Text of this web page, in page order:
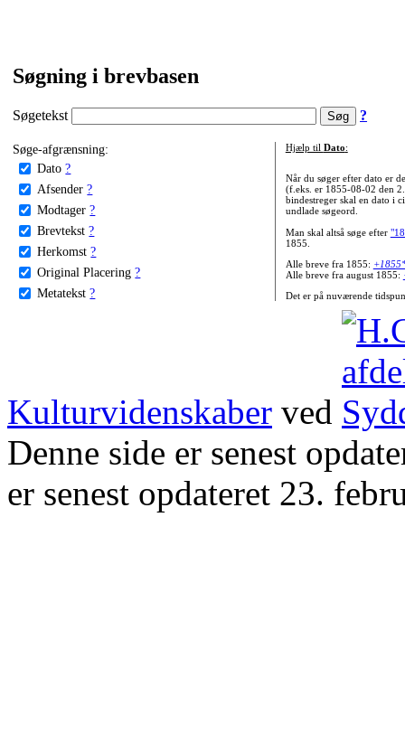
Søgning i brevbasen
Søgetekst ?
Søge-afgrænsning:
Dato ?
Afsender ?
Modtager ?
Brevtekst ?
Herkomst ?
Original Placering ?
Metatekst ?
Hjælp til Dato:
Når du søger efter dato er
(f.eks. er 1855-08-02 den
bindestreger skal en dato i
undlade søgeord.
Man skal altså søge efter
1855.
Alle breve fra 1855:
Alle breve fra august 1855:
Det er på nuværende
Kulturvidenskaber ved
Denne side er senest
er senest opdateret 23.